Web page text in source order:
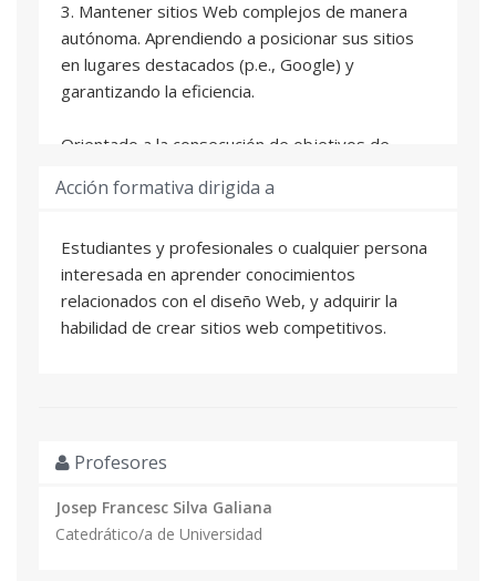
3. Mantener sitios Web complejos de manera
autónoma. Aprendiendo a posicionar sus sitios
en lugares destacados (p.e., Google) y
garantizando la eficiencia.
Orientado a la consecución de objetivos de
aprenderá técnicas relacionadas con el diseño de
futuro sitios Web creativos y profesionales.
El alumnado aprenderá, no solamente a diseñar
páginas Web con las herramientas más
Acción formativa dirigida a
Estudiantes y profesionales o cualquier persona
interesada en aprender conocimientos
relacionados con el diseño Web, y adquirir la
habilidad de crear sitios web competitivos.
Profesores
Josep Francesc Silva Galiana
Catedrático/a de Universidad